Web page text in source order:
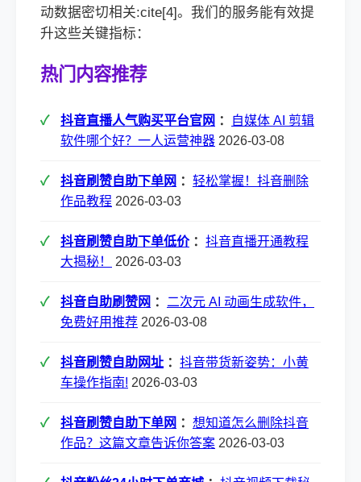
动数据密切相关:cite[4]。我们的服务能有效提
升这些关键指标：
热门内容推荐
抖音直播人气购买平台官网 ：
自媒体 AI 剪辑
软件哪个好？一人运营神器 2026-03-08
抖音刷赞自助下单网 ： 轻松掌握！抖音删除
作品教程 2026-03-03
抖音刷赞自助下单低价： 抖音直播开通教程
大揭秘！
2026-03-03
抖音自助刷赞网 ： 二次元 AI 动画生成软件，
免费好用推荐 2026-03-08
抖音刷赞自助网址 ： 抖音带货新姿势：小黄
车操作指南! 2026-03-03
抖音刷赞自助下单网 ： 想知道怎么删除抖音
作品？这篇文章告诉你答案 2026-03-03